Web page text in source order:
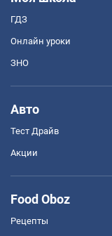
ГДЗ
Онлайн уроки
ЗНО
Авто
Тест Драйв
Акции
Food Oboz
Рецепты